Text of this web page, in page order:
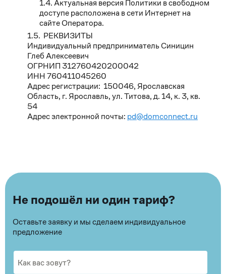
Актуальная версия Политики в свободном
доступе расположена в сети Интернет на
сайте Оператора.
РЕКВИЗИТЫ
Индивидуальный предприниматель Синицин
Глеб Алексеевич
ОГРНИП 312760420200042
ИНН 760411045260
Адрес регистрации: 150046, Ярославская
Область, г. Ярославль, ул. Титова, д. 14, к. 3, кв.
54
Адрес электронной почты: pd@domconnect.ru
Не подошёл ни один тариф?
Оставьте заявку и мы сделаем индивидуальное
предложение